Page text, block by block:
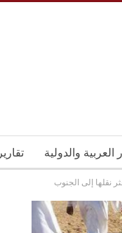
العربية والدولية تقارير
نقلها إلى الجنوب